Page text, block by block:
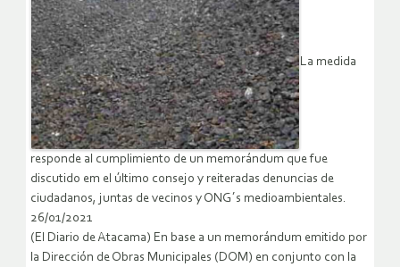
La medida
responde al cumplimiento de un memorándum que fue
discutido em el último consejo y reiteradas denuncias de
ciudadanos, juntas de vecinos y ONG´s medioambientales.
26/01/2021
(El Diario de Atacama) En base a un memorándum emitido por
la Dirección de Obras Municipales (DOM) en conjunto con la